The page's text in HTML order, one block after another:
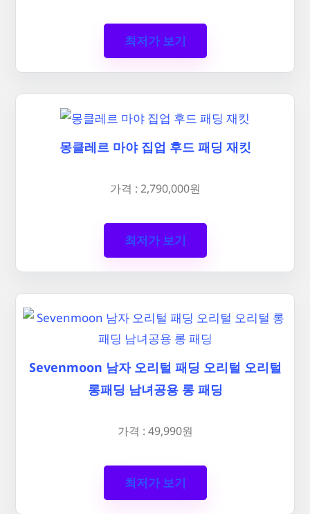
최저가 보기
몽클레르 마야 집업 후드 패딩 재킷
가격 : 2,790,000원
최저가 보기
Sevenmoon 남자 오리털 패딩 오리털 오리털
롱패딩 남녀공용 롱 패딩
가격 : 49,990원
최저가 보기